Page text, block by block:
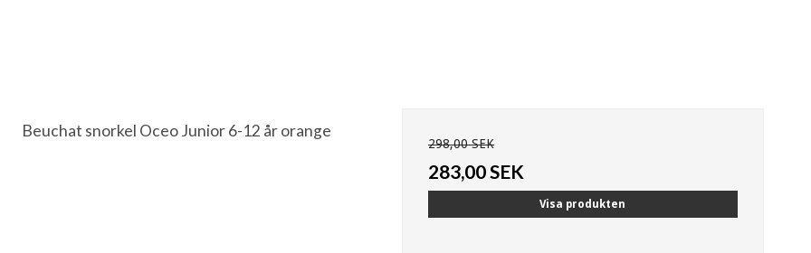
Beuchat snorkel Oceo Junior 6-12 år orange
298,00 SEK
283,00 SEK
Visa produkten